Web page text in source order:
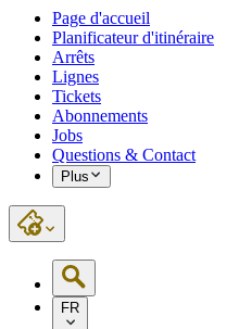
Page d'accueil
Planificateur d'itinéraire
Arrêts
Lignes
Tickets
Abonnements
Jobs
Questions & Contact
Plus
FR